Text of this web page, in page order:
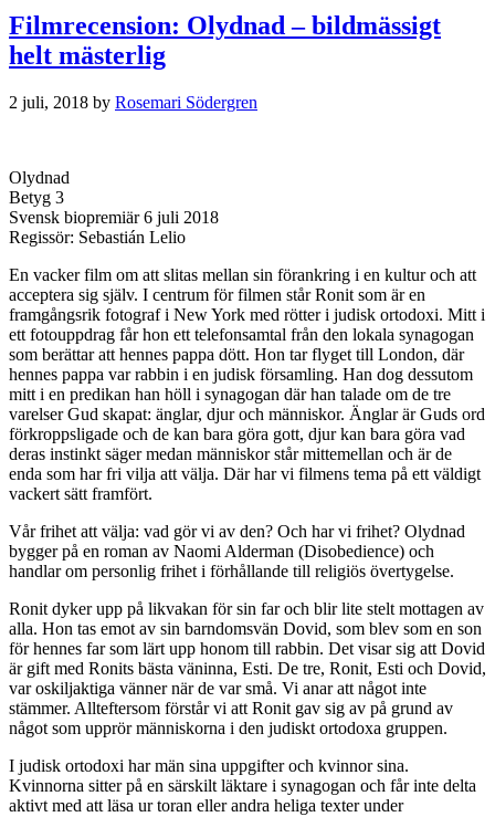
Filmrecension: Olydnad – bildmässigt
helt mästerlig
2 juli, 2018 by Rosemari Södergren
Olydnad
Betyg 3
Svensk biopremiär 6 juli 2018
Regissör: Sebastián Lelio
En vacker film om att slitas mellan sin förankring i en kultur och att
acceptera sig själv. I centrum för filmen står Ronit som är en
framgångsrik fotograf i New York med rötter i judisk ortodoxi. Mitt i
ett fotouppdrag får hon ett telefonsamtal från den lokala synagogan
som berättar att hennes pappa dött. Hon tar flyget till London, där
hennes pappa var rabbin i en judisk församling. Han dog dessutom
mitt i en predikan han höll i synagogan där han talade om de tre
varelser Gud skapat: änglar, djur och människor. Änglar är Guds ord
förkroppsligade och de kan bara göra gott, djur kan bara göra vad
deras instinkt säger medan människor står mittemellan och är de
enda som har fri vilja att välja. Där har vi filmens tema på ett väldigt
vackert sätt framfört.
Vår frihet att välja: vad gör vi av den? Och har vi frihet? Olydnad
bygger på en roman av Naomi Alderman (Disobedience) och
handlar om personlig frihet i förhållande till religiös övertygelse.
Ronit dyker upp på likvakan för sin far och blir lite stelt mottagen av
alla. Hon tas emot av sin barndomsvän Dovid, som blev som en son
för hennes far som lärt upp honom till rabbin. Det visar sig att Dovid
är gift med Ronits bästa väninna, Esti. De tre, Ronit, Esti och Dovid,
var oskiljaktiga vänner när de var små. Vi anar att något inte
stämmer. Allteftersom förstår vi att Ronit gav sig av på grund av
något som upprör människorna i den judiskt ortodoxa gruppen.
I judisk ortodoxi har män sina uppgifter och kvinnor sina.
Kvinnorna sitter på en särskilt läktare i synagogan och får inte delta
aktivt med att läsa ur toran eller andra heliga texter under